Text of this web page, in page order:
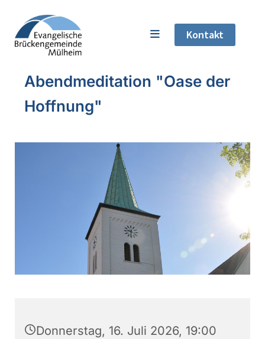
Kontakt
Abendmeditation "Oase der
Hoffnung"
Donnerstag, 16. Juli 2026, 19:00